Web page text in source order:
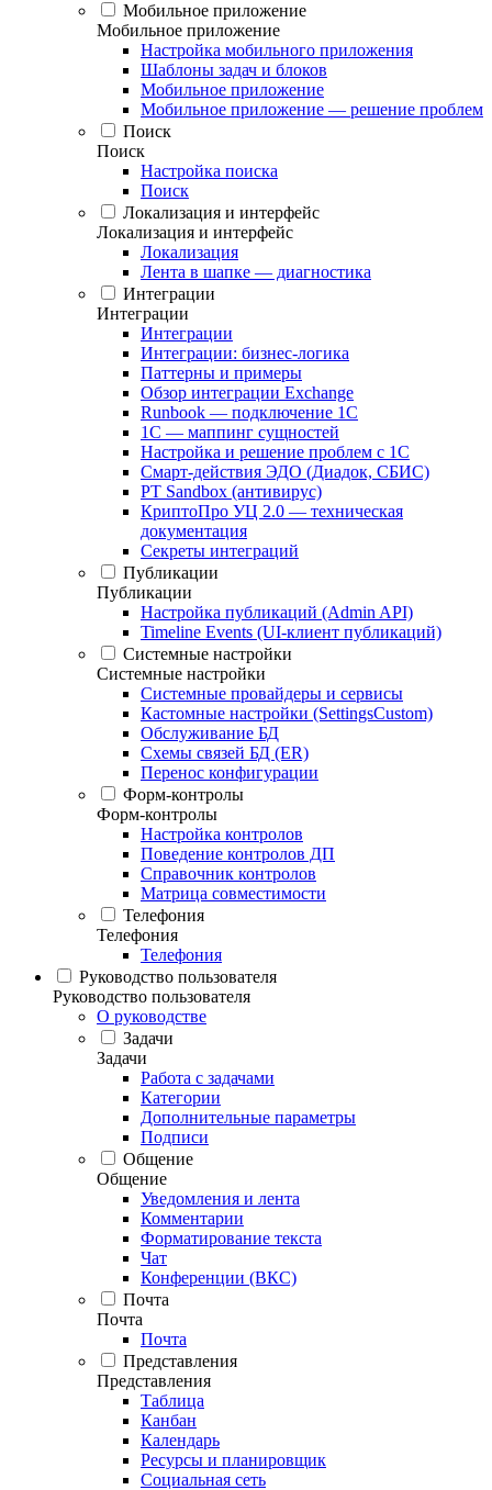
Мобильное приложение
Мобильное приложение
Настройка мобильного приложения
Шаблоны задач и блоков
Мобильное приложение
Мобильное приложение — решение проблем
Поиск
Поиск
Настройка поиска
Поиск
Локализация и интерфейс
Локализация и интерфейс
Локализация
Лента в шапке — диагностика
Интеграции
Интеграции
Интеграции
Интеграции: бизнес-логика
Паттерны и примеры
Обзор интеграции Exchange
Runbook — подключение 1С
1С — маппинг сущностей
Настройка и решение проблем с 1С
Смарт-действия ЭДО (Диадок, СБИС)
PT Sandbox (антивирус)
КриптоПро УЦ 2.0 — техническая
документация
Секреты интеграций
Публикации
Публикации
Настройка публикаций (Admin API)
Timeline Events (UI-клиент публикаций)
Системные настройки
Системные настройки
Системные провайдеры и сервисы
Кастомные настройки (SettingsCustom)
Обслуживание БД
Схемы связей БД (ER)
Перенос конфигурации
Форм-контролы
Форм-контролы
Настройка контролов
Поведение контролов ДП
Справочник контролов
Матрица совместимости
Телефония
Телефония
Телефония
Руководство пользователя
Руководство пользователя
О руководстве
Задачи
Задачи
Работа с задачами
Категории
Дополнительные параметры
Подписи
Общение
Общение
Уведомления и лента
Комментарии
Форматирование текста
Чат
Конференции (ВКС)
Почта
Почта
Почта
Представления
Представления
Таблица
Канбан
Календарь
Ресурсы и планировщик
Социальная сеть